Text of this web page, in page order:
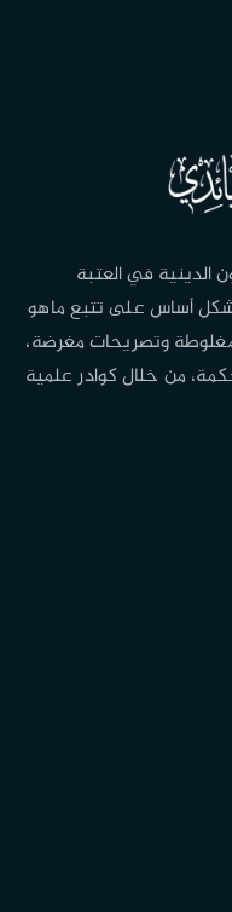
الدينية في العتبة
أساس على تتبع ماهو
وتصريحات مغرضة،
من خلال كوادر علمية